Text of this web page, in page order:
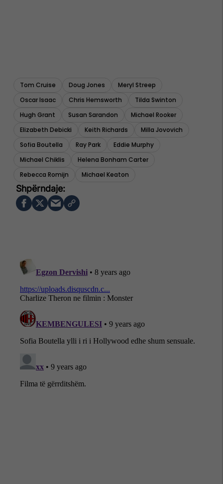
Tom Cruise Doug Jones
Meryl Streep
Oscar Isaac
Chris Hemsworth
Tilda Swinton
Hugh Grant
Susan Sarandon
Michael Rooker
Elizabeth Debicki
Keith Richards
Milla Jovovich
Sofia Boutella
Ray Park
Eddie Murphy
Michael Chiklis
Helena Bonham Carter
Rebecca Romijn
Michael Keaton